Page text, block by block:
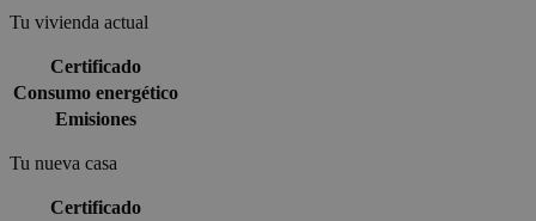
Tu vivienda actual
Certificado
Consumo energético
Emisiones
Tu nueva casa
Certificado